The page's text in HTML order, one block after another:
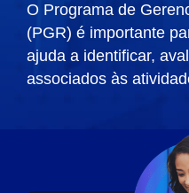
O Programa de
(PGR) é importante
ajuda a identificar,
associados às